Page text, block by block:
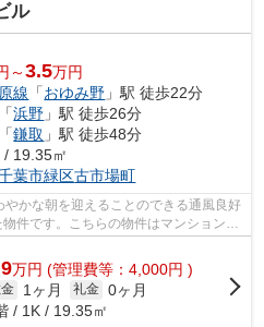
ル
～3.5万円
線 「おゆみ野 」駅 徒歩22分
「浜野 」駅 徒歩26分
「鎌取 」駅 徒歩48分
/ 19.35㎡
葉市緑区古市場町
かな朝を迎えることのできる通風良好
件です。こちらの物件はマンションで
式...
万円 (管理費等：4,000円 )
1ヶ月 礼金 0ヶ月
/ 1K / 19.35㎡